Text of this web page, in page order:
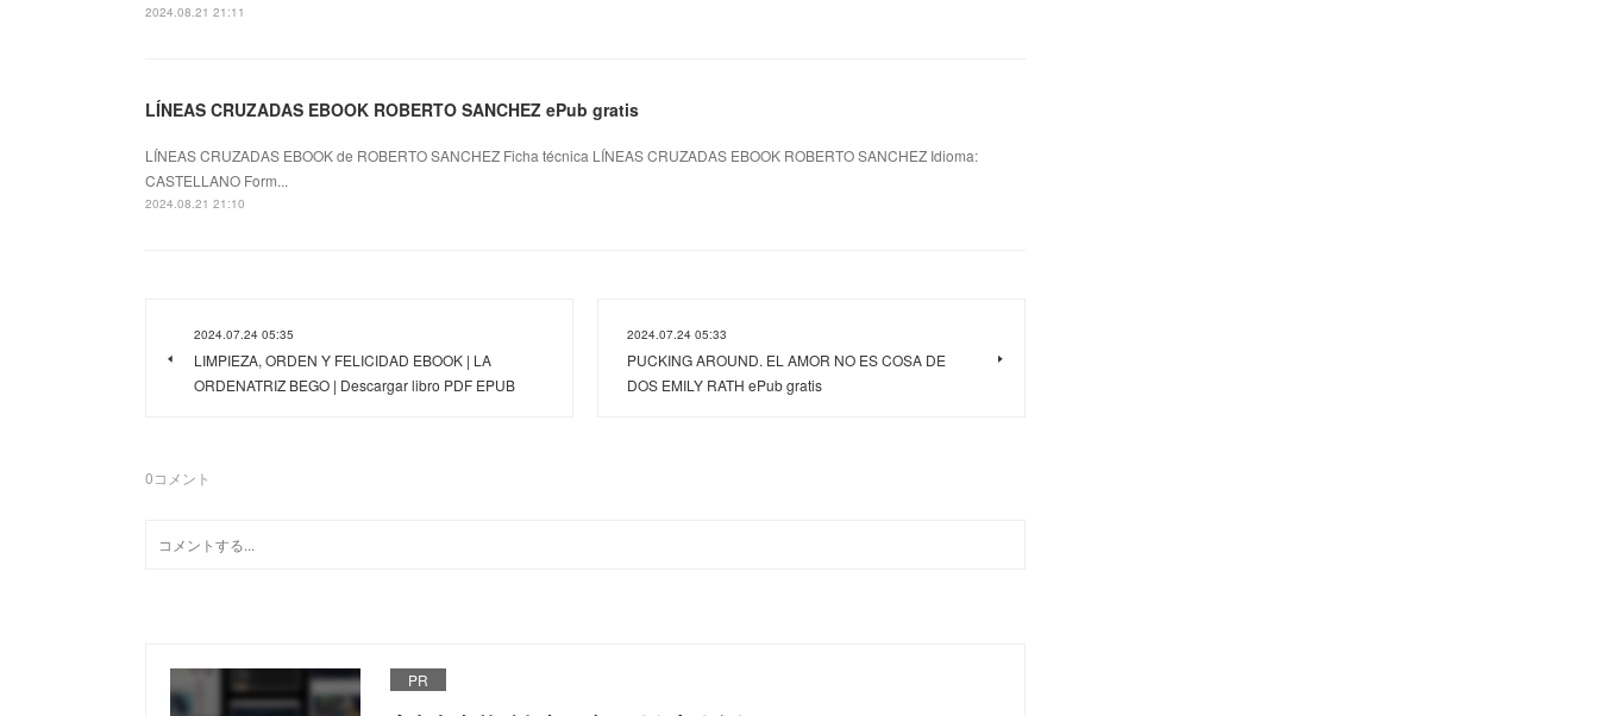
2024.08.21 21:11
LÍNEAS CRUZADAS EBOOK ROBERTO SANCHEZ ePub gratis
LÍNEAS CRUZADAS EBOOK de ROBERTO SANCHEZ Ficha técnica LÍNEAS CRUZADAS EBOOK ROBERTO SANCHEZ Idioma:
CASTELLANO Form...
2024.08.21 21:10
2024.07.24 05:35
LIMPIEZA, ORDEN Y FELICIDAD EBOOK | LA
ORDENATRIZ BEGO | Descargar libro PDF EPUB
2024.07.24 05:33
PUCKING AROUND. EL AMOR NO ES COSA DE
DOS EMILY RATH ePub gratis
0コメント
PR